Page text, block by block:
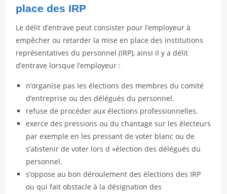
place des IRP
Le délit d’entrave peut consister pour l’employeur à
empêcher ou retarder la mise en place des institutions
représentatives du personnel (IRP), ainsi il y a délit
d’entrave lorsque l’employeur :
n’organise pas les élections des membres du comité
d’entreprise ou des délégués du personnel.
refuse de procéder aux élections professionnelles.
exerce des pressions ou du chantage sur les électeurs
par exemple en les pressant de voter blanc ou de
s’abstenir de voter lors d »élection des délégués du
personnel.
s’oppose au bon déroulement des élections des IRP
ou qui fait obstacle à la désignation des